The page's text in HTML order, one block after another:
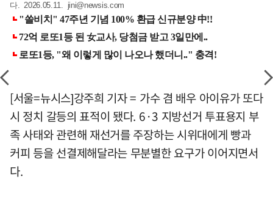
다. 2026.05.11. jini@newsis.com
[서울=뉴시스]강주희 기자 = 가수 겸 배우 아이유가 또다
시 정치 갈등의 표적이 됐다. 6·3 지방선거 투표용지 부
족 사태와 관련해 재선거를 주장하는 시위대에게 빵과
커피 등을 선결제해달라는 무분별한 요구가 이어지면서
다.